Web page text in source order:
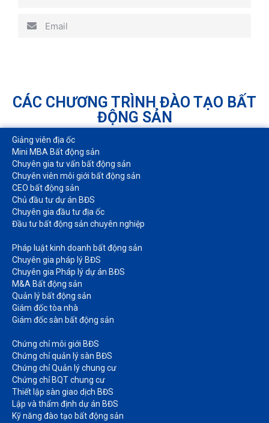
Email
CÁC CHƯƠNG TRÌNH ĐÀO TẠO BẤT
ĐỘNG SẢN
Giảng viên địa ốc
Mini MBA Bất động sản
Chuyên gia tư vấn bất động sản
Chuyên viên môi giới bất động sản​
CEO bất động sản
Chủ đầu tư dự án BĐS
Chuyên gia đầu tư địa ốc​
Đầu tư bất động sản chuyên nghiệp
Pháp luật kinh doanh bất động sản​
Chuyên gia pháp lý BĐS
Chuyên gia Pháp lý dự án BĐS
M&A Bất động sản​
Quản lý bất động sản
Giám đốc tòa nhà​
Giám đốc sàn bất động sản
Chứng chỉ môi giới BĐS​
Chứng chỉ quản lý sàn BĐS
Chứng chỉ Quản lý chung cư​
Chứng chỉ BQT chung cư​
Thiết lập sàn giao dịch BĐS​
Lập và thẩm định dự án BĐS​
Kỹ năng đào tạo bất động sản​